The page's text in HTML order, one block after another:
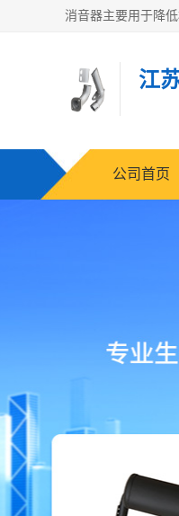
江
公司首页